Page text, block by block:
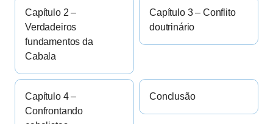
Capítulo 2 –
Verdadeiros
fundamentos da
Cabala
Capítulo 3 – Conflito
doutrinário
Capítulo 4 –
Confrontando
Conclusão